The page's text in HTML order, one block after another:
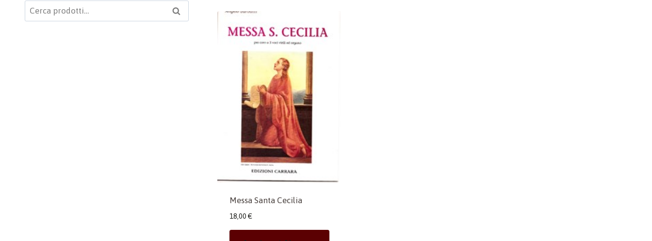
Messa Santa Cecilia
18,00 €
Cerca: Cerca